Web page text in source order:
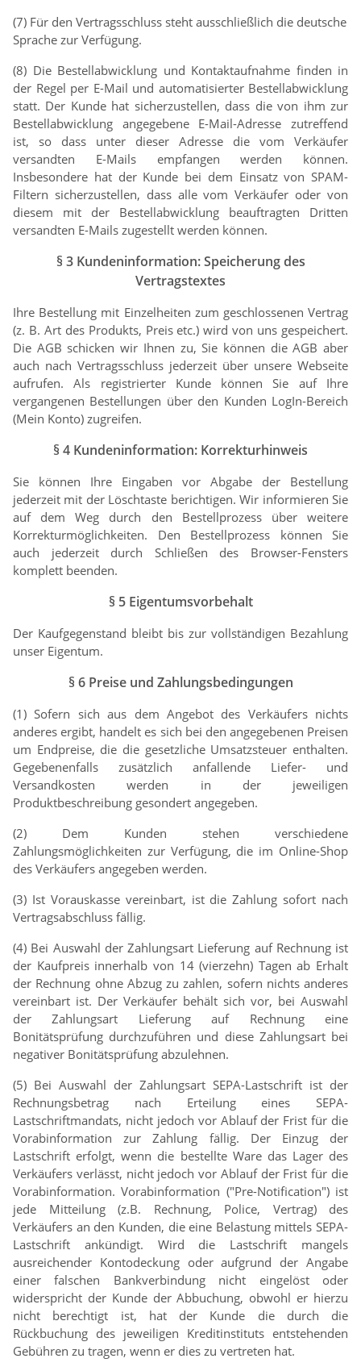
(7) Für den Vertragsschluss steht ausschließlich die deutsche
Sprache zur Verfügung.
(8) Die Bestellabwicklung und Kontaktaufnahme finden in
der Regel per E-Mail und automatisierter Bestellabwicklung
statt. Der Kunde hat sicherzustellen, dass die von ihm zur
Bestellabwicklung angegebene E-Mail-Adresse zutreffend
ist, so dass unter dieser Adresse die vom Verkäufer
versandten E-Mails empfangen werden können.
Insbesondere hat der Kunde bei dem Einsatz von SPAM-
Filtern sicherzustellen, dass alle vom Verkäufer oder von
diesem mit der Bestellabwicklung beauftragten Dritten
versandten E-Mails zugestellt werden können.
§ 3 Kundeninformation: Speicherung des
Vertragstextes
Ihre Bestellung mit Einzelheiten zum geschlossenen Vertrag
(z. B. Art des Produkts, Preis etc.) wird von uns gespeichert.
Die AGB schicken wir Ihnen zu, Sie können die AGB aber
auch nach Vertragsschluss jederzeit über unsere Webseite
aufrufen. Als registrierter Kunde können Sie auf Ihre
vergangenen Bestellungen über den Kunden LogIn-Bereich
(Mein Konto) zugreifen.
§ 4 Kundeninformation: Korrekturhinweis
Sie können Ihre Eingaben vor Abgabe der Bestellung
jederzeit mit der Löschtaste berichtigen. Wir informieren Sie
auf dem Weg durch den Bestellprozess über weitere
Korrekturmöglichkeiten. Den Bestellprozess können Sie
auch jederzeit durch Schließen des Browser-Fensters
komplett beenden.
§ 5 Eigentumsvorbehalt
Der Kaufgegenstand bleibt bis zur vollständigen Bezahlung
unser Eigentum.
§ 6 Preise und Zahlungsbedingungen
(1) Sofern sich aus dem Angebot des Verkäufers nichts
anderes ergibt, handelt es sich bei den angegebenen Preisen
um Endpreise, die die gesetzliche Umsatzsteuer enthalten.
Gegebenenfalls zusätzlich anfallende Liefer- und
Versandkosten werden in der jeweiligen
Produktbeschreibung gesondert angegeben.
(2) Dem Kunden stehen verschiedene
Zahlungsmöglichkeiten zur Verfügung, die im Online-Shop
des Verkäufers angegeben werden.
(3) Ist Vorauskasse vereinbart, ist die Zahlung sofort nach
Vertragsabschluss fällig.
(4) Bei Auswahl der Zahlungsart Lieferung auf Rechnung ist
der Kaufpreis innerhalb von 14 (vierzehn) Tagen ab Erhalt
der Rechnung ohne Abzug zu zahlen, sofern nichts anderes
vereinbart ist. Der Verkäufer behält sich vor, bei Auswahl
der Zahlungsart Lieferung auf Rechnung eine
Bonitätsprüfung durchzuführen und diese Zahlungsart bei
negativer Bonitätsprüfung abzulehnen.
(5) Bei Auswahl der Zahlungsart SEPA-Lastschrift ist der
Rechnungsbetrag nach Erteilung eines SEPA-
Lastschriftmandats, nicht jedoch vor Ablauf der Frist für die
Vorabinformation zur Zahlung fällig. Der Einzug der
Lastschrift erfolgt, wenn die bestellte Ware das Lager des
Verkäufers verlässt, nicht jedoch vor Ablauf der Frist für die
Vorabinformation. Vorabinformation ("Pre-Notification") ist
jede Mitteilung (z.B. Rechnung, Police, Vertrag) des
Verkäufers an den Kunden, die eine Belastung mittels SEPA-
Lastschrift ankündigt. Wird die Lastschrift mangels
ausreichender Kontodeckung oder aufgrund der Angabe
einer falschen Bankverbindung nicht eingelöst oder
widerspricht der Kunde der Abbuchung, obwohl er hierzu
nicht berechtigt ist, hat der Kunde die durch die
Rückbuchung des jeweiligen Kreditinstituts entstehenden
Gebühren zu tragen, wenn er dies zu vertreten hat.